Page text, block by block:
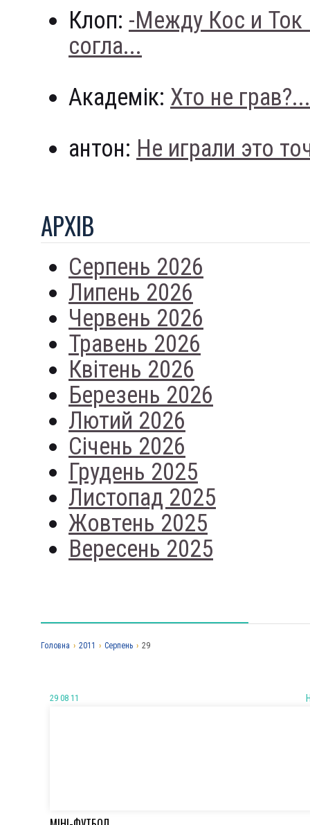
Клоп: -Между Кос и
согла...
Академік: Хто не грав?...
антон: Не играли это
АРХIВ
Серпень 2026
Липень 2026
Червень 2026
Травень 2026
Квітень 2026
Березень 2026
Лютий 2026
Січень 2026
Грудень 2025
Листопад 2025
Жовтень 2025
Вересень 2025
Головна › 2011 › Серпень › 29
29 08 11